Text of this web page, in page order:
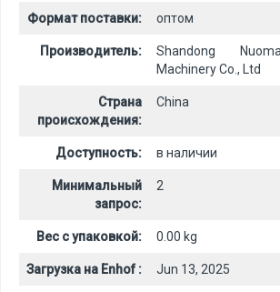
Формат поставки: оптом
Производитель:
Shandong
Machinery Co., Ltd
Страна
происхождения:
China
Доступность: в наличии
Минимальный
запрос:
2
Вес с упаковкой: 0.00 kg
Загрузка на Enhof : Jun 13, 2025